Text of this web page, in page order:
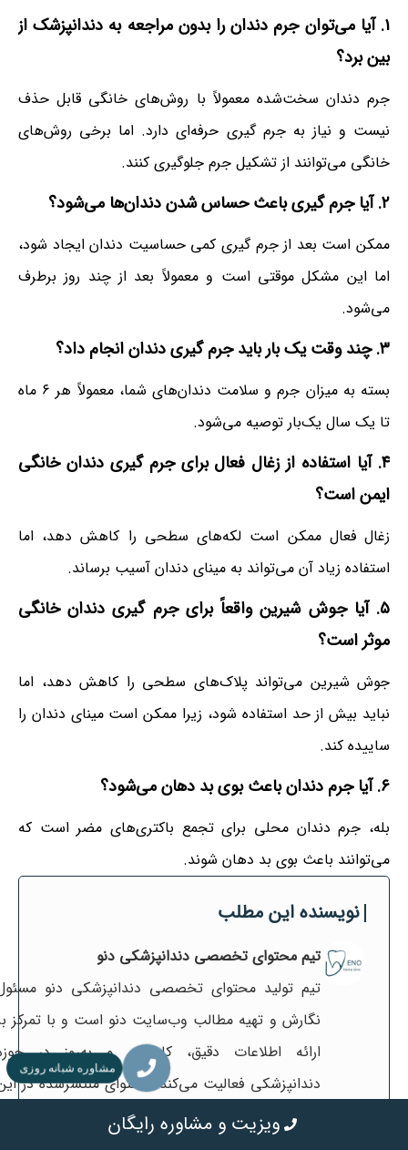
۱. آیا می‌توان جرم دندان را بدون مراجعه به دندانپزشک از
بین برد؟
جرم دندان سخت‌شده معمولاً با روش‌های خانگی قابل حذف
نیست و نیاز به جرم گیری حرفه‌ای دارد. اما برخی روش‌های
خانگی می‌توانند از تشکیل جرم جلوگیری کنند.
۲. آیا جرم گیریباعث حساس شدن دندان‌ها می‌شود؟
ممکن است بعد از جرم گیری کمی حساسیت دندان ایجاد شود،
اما این مشکل موقتی است و معمولاً بعد از چند روز برطرف
می‌شود.
۳. چند وقت یک بار باید جرم گیریدندان انجام داد؟
بسته به میزان جرم و سلامت دندان‌های شما، معمولاً هر ۶ ماه
تا یک سال یک‌بار توصیه می‌شود.
۴. آیا استفاده از زغال فعال برای جرم گیری دندان خانگی
ایمن است؟
زغال فعال ممکن است لکه‌های سطحی را کاهش دهد، اما
استفاده زیاد آن می‌تواند به مینای دندان آسیب برساند.
۵. آیا جوش شیرین واقعاً برای جرم گیری دندان خانگی
موثر است؟
جوش شیرین می‌تواند پلاک‌های سطحی را کاهش دهد، اما
نباید بیش از حد استفاده شود، زیرا ممکن است مینای دندان را
ساییده کند.
۶. آیا جرم دندان باعث بوی بد دهان می‌شود؟
بله، جرم دندان محلی برای تجمع باکتری‌های مضر است که
می‌توانند باعث بوی بد دهان شوند.
نویسنده این مطلب
تیم محتوای تخصصی دندانپزشکی دنو
تیم تولید محتوای تخصصی دندانپزشکی دنو
نگارش و تهیه مطالب وب‌سایت دنو است و با تمرکز
ارائه اطلاعات دقیق، کاربردی و به‌روز در
دندانپزشکی فعالیت می‌کند. محتوای منتشرشده در
وب‌سایت توسط تیم دنو تهیه می‌شود تا
ویزیت و مشاوره رایگان
مشاوره شبانه روزی